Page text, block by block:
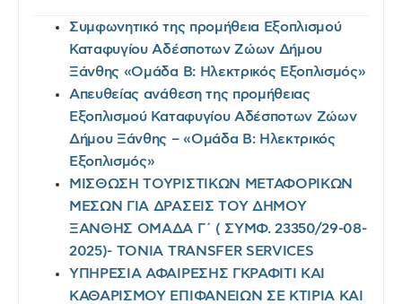
Συμφωνητικό της προμήθεια Εξοπλισμού
Καταφυγίου Αδέσποτων Ζώων Δήμου
Ξάνθης «Ομάδα Β: Ηλεκτρικός Εξοπλισμός»
Απευθείας ανάθεση της προμήθειας
Εξοπλισμού Καταφυγίου Αδέσποτων Ζώων
Δήμου Ξάνθης – «Ομάδα Β: Ηλεκτρικός
Εξοπλισμός»
ΜΙΣΘΩΣΗ ΤΟΥΡΙΣΤΙΚΩΝ ΜΕΤΑΦΟΡΙΚΩΝ
ΜΕΣΩΝ ΓΙΑ ΔΡΑΣΕΙΣ ΤΟΥ ΔΗΜΟΥ
ΞΑΝΘΗΣ ΟΜΑΔΑ Γ΄ ( ΣΥΜΦ. 23350/29-08-
2025)- TONIA TRANSFER SERVICES
ΥΠΗΡΕΣΙΑ ΑΦΑΙΡΕΣΗΣ ΓΚΡΑΦΙΤΙ ΚΑΙ
ΚΑΘΑΡΙΣΜΟΥ ΕΠΙΦΑΝΕΙΩΝ ΣΕ ΚΤΙΡΙΑ ΚΑΙ